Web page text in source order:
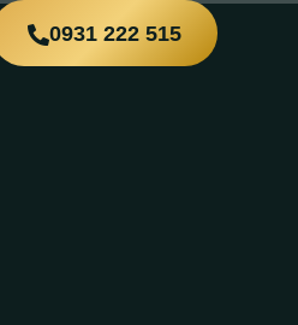
0931 222 515